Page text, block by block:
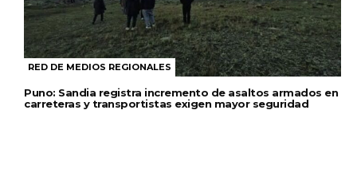
RED DE MEDIOS REGIONALES
Puno: Sandia registra incremento de asaltos armados en
carreteras y transportistas exigen mayor seguridad